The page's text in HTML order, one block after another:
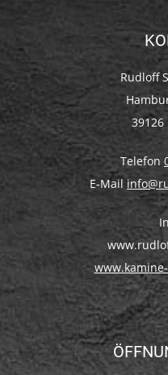
Rudloff
Telefon
E-Mail